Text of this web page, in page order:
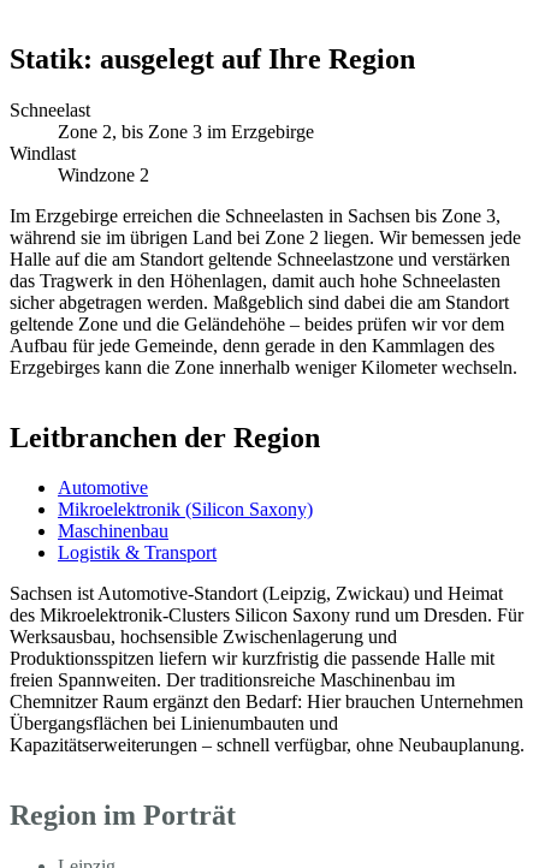
Statik: ausgelegt auf Ihre Region
Schneelast
Zone 2, bis Zone 3 im Erzgebirge
Windlast
Windzone 2
Im Erzgebirge erreichen die Schneelasten in Sachsen bis Zone 3,
während sie im übrigen Land bei Zone 2 liegen. Wir bemessen jede
Halle auf die am Standort geltende Schneelastzone und verstärken
das Tragwerk in den Höhenlagen, damit auch hohe Schneelasten
sicher abgetragen werden. Maßgeblich sind dabei die am Standort
geltende Zone und die Geländehöhe – beides prüfen wir vor dem
Aufbau für jede Gemeinde, denn gerade in den Kammlagen des
Erzgebirges kann die Zone innerhalb weniger Kilometer wechseln.
Leitbranchen der Region
Automotive
Mikroelektronik (Silicon Saxony)
Maschinenbau
Logistik & Transport
Sachsen ist Automotive-Standort (Leipzig, Zwickau) und Heimat
des Mikroelektronik-Clusters Silicon Saxony rund um Dresden. Für
Werksausbau, hochsensible Zwischenlagerung und
Produktionsspitzen liefern wir kurzfristig die passende Halle mit
freien Spannweiten. Der traditionsreiche Maschinenbau im
Chemnitzer Raum ergänzt den Bedarf: Hier brauchen Unternehmen
Übergangsflächen bei Linienumbauten und
Kapazitätserweiterungen – schnell verfügbar, ohne Neubauplanung.
Region im Porträt